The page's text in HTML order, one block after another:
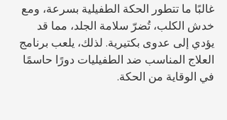
غالبًا ما تتطور الحكة الطفيلية بسرعة، ومع
خدش الكلب، تُضرّ سلامة الجلد، مما قد
يؤدي إلى عدوى بكتيرية. لذلك، يلعب برنامج
العلاج المناسب ضد الطفيليات دورًا حاسمًا
في الوقاية من الحكة.